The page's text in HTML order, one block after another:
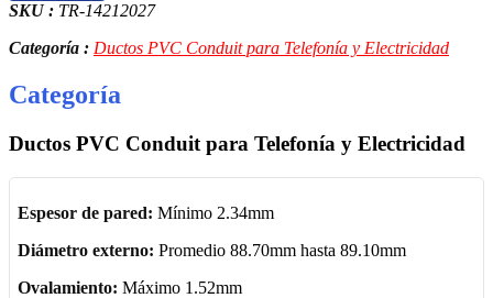
SKU : TR-14212027
Categoría : Ductos PVC Conduit para Telefonía y Electricidad
Categoría
Ductos PVC Conduit para Telefonía y Electricidad
Espesor de pared: Mínimo 2.34mm
Diámetro externo: Promedio 88.70mm hasta 89.10mm
Ovalamiento: Máximo 1.52mm